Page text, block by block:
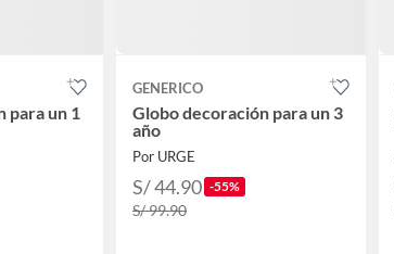
para un 1
GENERICO
Globo decoración para un 3
año
Por URGE
S/ 44.90 -55%
S/ 99.90